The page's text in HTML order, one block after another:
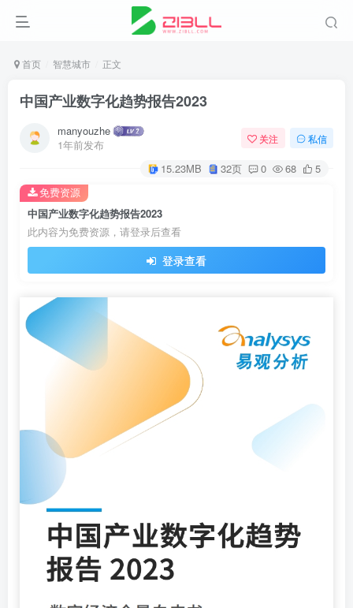
首页 智慧城市 正文
中国产业数字化趋势报告2023
manyouzhe
1年前发布
关注 私信
15.23MB 32页 0 68 5
中国产业数字化趋势报告2023
此内容为免费资源，请登录后查看
登录查看
免费资源